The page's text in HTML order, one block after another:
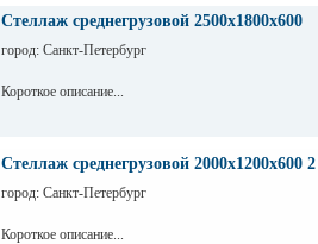
Стеллаж среднегрузовой 2500х1800х600
город: Санкт-Петербург
Короткое описание...
Стеллаж среднегрузовой 2000х1200х600
город: Санкт-Петербург
Короткое описание...